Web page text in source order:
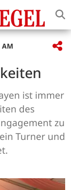
AM
ist immer
des
zu
Turner und